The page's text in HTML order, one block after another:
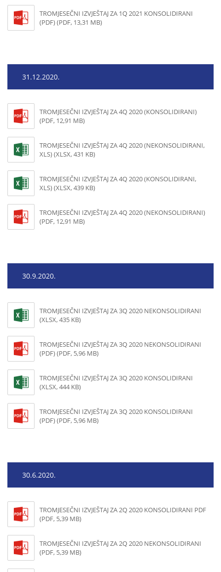
TROMJESEČNI IZVJEŠTAJ ZA 1Q 2021 KONSOLIDIRANI
(PDF) (PDF, 13,31 MB)
31.12.2020.
TROMJESEČNI IZVJEŠTAJ ZA 4Q 2020 (KONSOLIDIRANI)
(PDF, 12,91 MB)
TROMJESEČNI IZVJEŠTAJ ZA 4Q 2020 (NEKONSOLIDIRANI,
XLS) (XLSX, 431 KB)
TROMJESEČNI IZVJEŠTAJ ZA 4Q 2020 (KONSOLIDIRANI,
XLS) (XLSX, 439 KB)
TROMJESEČNI IZVJEŠTAJ ZA 4Q 2020 (NEKONSOLIDIRANI)
(PDF, 12,91 MB)
30.9.2020.
TROMJESEČNI IZVJEŠTAJ ZA 3Q 2020 NEKONSOLIDIRANI
(XLSX, 435 KB)
TROMJESEČNI IZVJEŠTAJ ZA 3Q 2020 NEKONSOLIDIRANI
(PDF) (PDF, 5,96 MB)
TROMJESEČNI IZVJEŠTAJ ZA 3Q 2020 KONSOLIDIRANI
(XLSX, 444 KB)
TROMJESEČNI IZVJEŠTAJ ZA 3Q 2020 KONSOLIDIRANI
(PDF) (PDF, 5,96 MB)
30.6.2020.
TROMJESEČNI IZVJEŠTAJ ZA 2Q 2020 KONSOLIDIRANI PDF
(PDF, 5,39 MB)
TROMJESEČNI IZVJEŠTAJ ZA 2Q 2020 NEKONSOLIDIRANI
(PDF, 5,39 MB)